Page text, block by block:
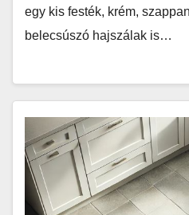
egy kis festék, krém,
belecsúszó hajszálak is…